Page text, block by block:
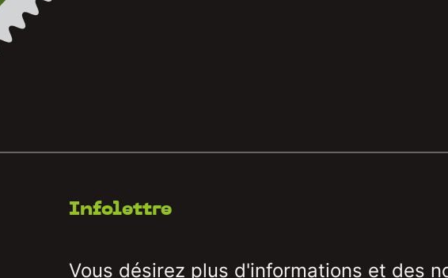
Infolettre
Vous désirez plus d'informations et des